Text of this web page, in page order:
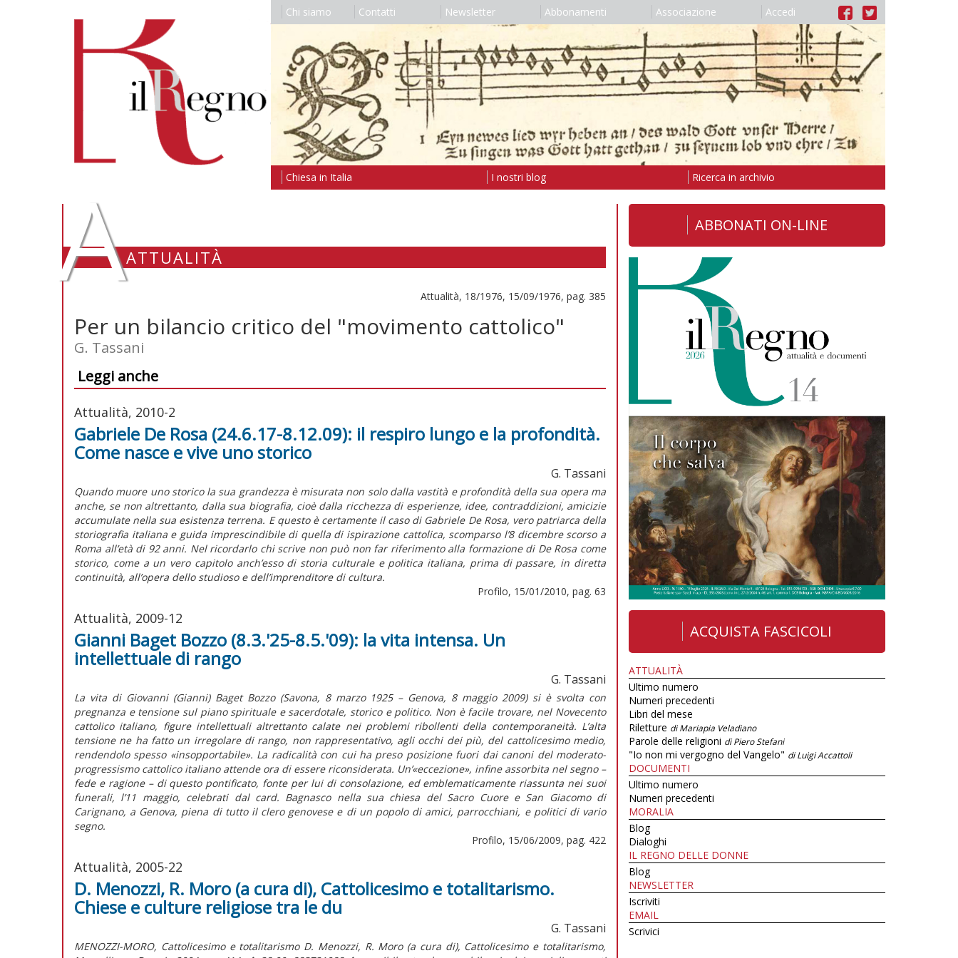
Chi siamo Contatti Newsletter Abbonamenti Associazione Accedi
Chiesa in Italia I nostri blog Ricerca in archivio
AATTUALITÀ
Attualità, 18/1976, 15/09/1976, pag. 385
Per un bilancio critico del "movimento cattolico"
G. Tassani
Leggi anche
Attualità, 2010-2
Gabriele De Rosa (24.6.17-8.12.09): il respiro lungo e la profondità.
Come nasce e vive uno storico
G. Tassani
Quando muore uno storico la sua grandezza è misurata non solo dalla vastità e profondità della sua opera ma
anche, se non altrettanto, dalla sua biografia, cioè dalla ricchezza di esperienze, idee, contraddizioni, amicizie
accumulate nella sua esistenza terrena. E questo è certamente il caso di Gabriele De Rosa, vero patriarca della
storiografia italiana e guida imprescindibile di quella di ispirazione cattolica, scomparso l’8 dicembre scorso a
Roma all’età di 92 anni. Nel ricordarlo chi scrive non può non far riferimento alla formazione di De Rosa come
storico, come a un vero capitolo anch’esso di storia culturale e politica italiana, prima di passare, in diretta
continuità, all’opera dello studioso e dell’imprenditore di cultura.
Profilo, 15/01/2010, pag. 63
Attualità, 2009-12
Gianni Baget Bozzo (8.3.'25-8.5.'09): la vita intensa. Un
intellettuale di rango
G. Tassani
La vita di Giovanni (Gianni) Baget Bozzo (Savona, 8 marzo 1925 – Genova, 8 maggio 2009) si è svolta con
pregnanza e tensione sul piano spirituale e sacerdotale, storico e politico. Non è facile trovare, nel Novecento
cattolico italiano, figure intellettuali altrettanto calate nei problemi ribollenti della contemporaneità. L’alta
tensione ne ha fatto un irregolare di rango, non rappresentativo, agli occhi dei più, del cattolicesimo medio,
rendendolo spesso «insopportabile». La radicalità con cui ha preso posizione fuori dai canoni del moderato-
progressismo cattolico italiano attende ora di essere riconsiderata. Un’«eccezione», infine assorbita nel segno –
fede e ragione – di questo pontificato, fonte per lui di consolazione, ed emblematicamente riassunta nei suoi
funerali, l’11 maggio, celebrati dal card. Bagnasco nella sua chiesa del Sacro Cuore e San Giacomo di
Carignano, a Genova, piena di tutto il clero genovese e di un popolo di amici, parrocchiani, e politici di vario
segno.
Profilo, 15/06/2009, pag. 422
Attualità, 2005-22
D. Menozzi, R. Moro (a cura di), Cattolicesimo e totalitarismo.
Chiese e culture religiose tra le du
G. Tassani
MENOZZI-MORO, Cattolicesimo e totalitarismo D. Menozzi, R. Moro (a cura di), Cattolicesimo e totalitarismo,
ABBONATI ON-LINE
ACQUISTA FASCICOLI
ATTUALITÀ
Ultimo numero
Numeri precedenti
Libri del mese
Riletture di Mariapia Veladiano
Parole delle religioni di Piero Stefani
"Io non mi vergogno del Vangelo" di Luigi Accattoli
DOCUMENTI
Ultimo numero
Numeri precedenti
MORALIA
Blog
Dialoghi
IL REGNO DELLE DONNE
Blog
NEWSLETTER
Iscriviti
EMAIL
Scrivici